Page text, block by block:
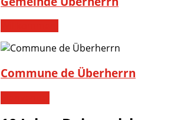
Commune de Überherrn